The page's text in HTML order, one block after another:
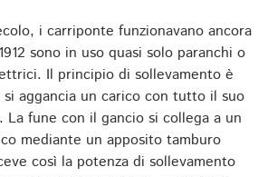
i carriponte funzionavano ancora
sono in uso quasi solo paranchi o
Il principio di sollevamento è
aggancia un carico con tutto il suo
La fune con il gancio si collega a un
mediante un apposito tamburo
così la potenza di sollevamento